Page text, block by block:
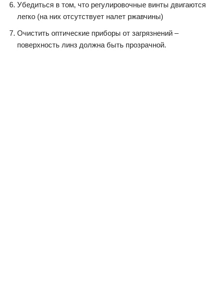
Убедиться в том, что регулировочные винты двигаются
легко (на них отсутствует налет ржавчины)
Очистить оптические приборы от загрязнений –
поверхность линз должна быть прозрачной.